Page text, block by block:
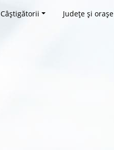
Câștigătorii Județe și orașe